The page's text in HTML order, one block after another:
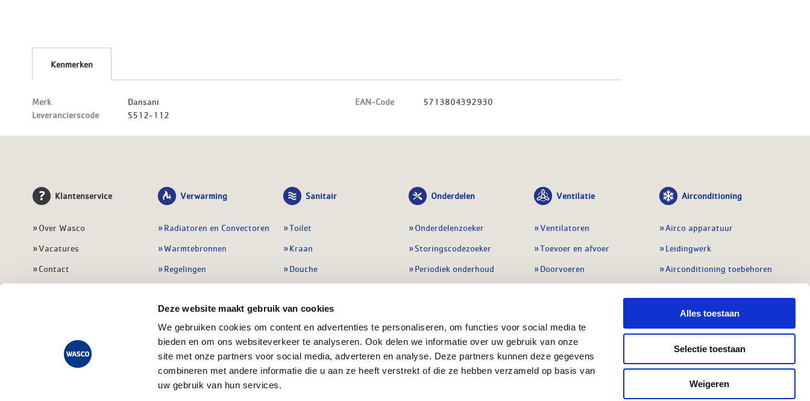
Deze website maakt gebruik van cookies
We gebruiken cookies om content en advertenties te personaliseren, om functies voor social media te
bieden en om ons websiteverkeer te analyseren. Ook delen we informatie over uw gebruik van onze
site met onze partners voor social media, adverteren en analyse. Deze partners kunnen deze gegevens
combineren met andere informatie die u aan ze heeft verstrekt of die ze hebben verzameld op basis van
uw gebruik van hun services.
Alles toestaan
Selectie toestaan
Weigeren
Kenmerken
Merk
Dansani
Leverancierscode
S512-112
EAN-Code 5713804392930
Klantenservice
Over Wasco
Vacatures
Contact
Veelgestelde vragen
Verwarming
Radiatoren en Convectoren
Warmtebronnen
Regelingen
Leidingwerk
Warmwatertoestellen
Alle verwarming
Sanitair
Toilet
Kraan
Douche
Badmeubel
Afvoeren
Alle sanitair
Onderdelen
Onderdelenzoeker
Storingscodezoeker
Periodiek onderhoud
Preventie & detectie
Alle onderdelen
Ventilatie
Ventilatoren
Toevoer en afvoer
Doorvoeren
Regelingen
Airconditioning
Airco apparatuur
Leidingwerk
Airconditioning toebehoren
Regelapparatuur
Alle koeling